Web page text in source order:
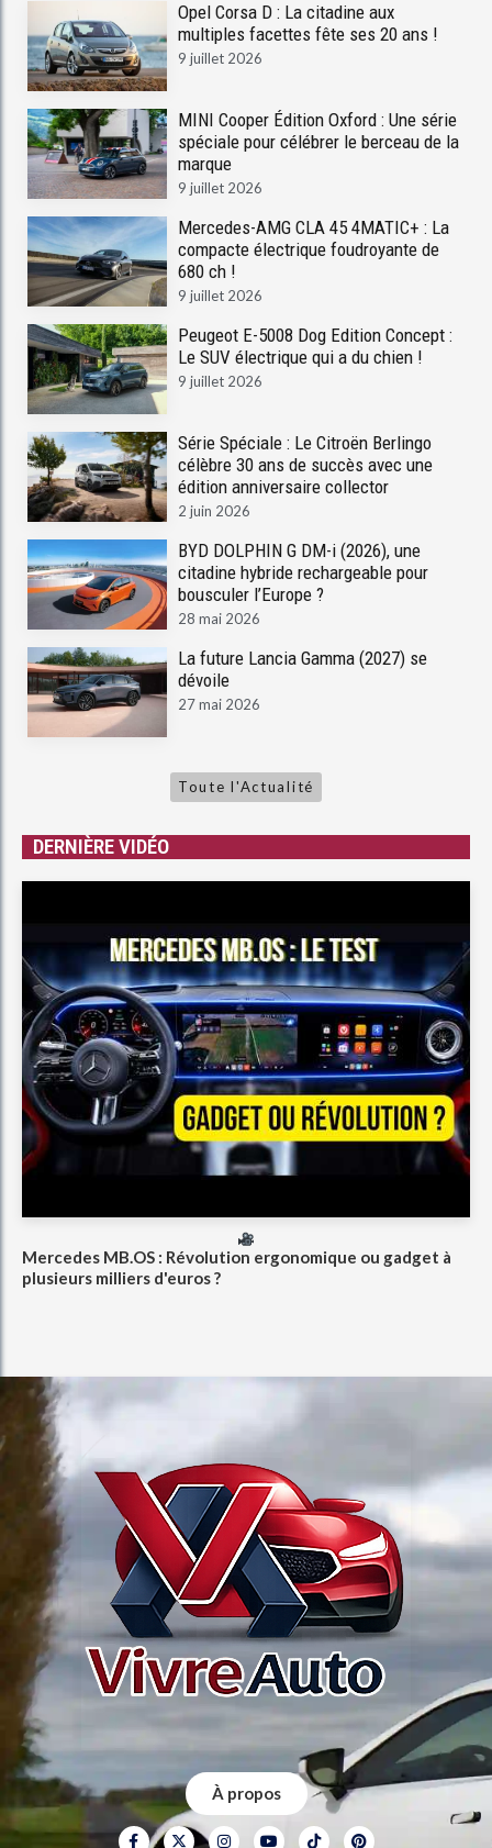
Opel Corsa D : La citadine aux
multiples facettes fête ses 20 ans !
9 juillet 2026
MINI Cooper Édition Oxford : Une série
spéciale pour célébrer le berceau de la
marque
9 juillet 2026
Mercedes-AMG CLA 45 4MATIC+ : La
compacte électrique foudroyante de
680 ch !
9 juillet 2026
Peugeot E-5008 Dog Edition Concept :
Le SUV électrique qui a du chien !
9 juillet 2026
Série Spéciale : Le Citroën Berlingo
célèbre 30 ans de succès avec une
édition anniversaire collector
2 juin 2026
BYD DOLPHIN G DM-i (2026), une
citadine hybride rechargeable pour
bousculer l’Europe ?
28 mai 2026
La future Lancia Gamma (2027) se
dévoile
27 mai 2026
Toute l'Actualité
DERNIÈRE VIDÉO
Mercedes MB.OS : Révolution ergonomique ou gadget à
plusieurs milliers d'euros ?
À propos